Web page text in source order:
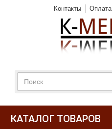
Контакты Оплата
КАТАЛОГ ТОВАРОВ